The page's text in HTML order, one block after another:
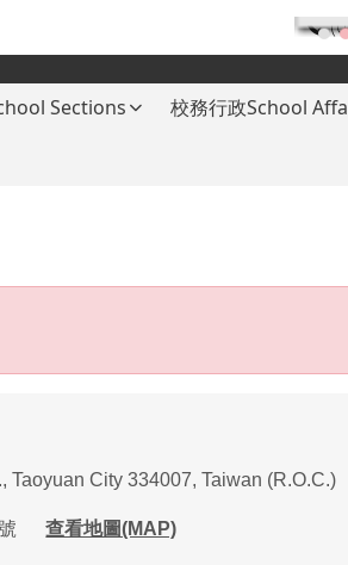
Sections 校務行政School
Taoyuan City 334007, Taiwan (R.O.C.)
查看地圖(MAP)